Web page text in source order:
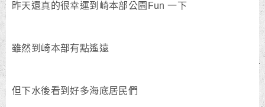
昨天還真的很幸運到崎本部公園Fun 一下
雖然到崎本部有點遙遠
但下水後看到好多海底居民們